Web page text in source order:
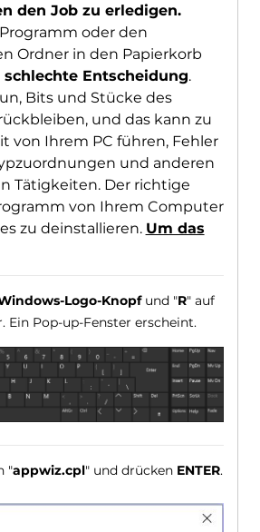
den Job zu erledigen.
oder den
Ordner in den Papierkorb
schlechte Entscheidung.
Bits und Stücke des
und das kann zu
von Ihrem PC führen, Fehler
und anderen
Tätigkeiten. Der richtige
von Ihrem Computer
zu deinstallieren. Um das
Logo-Knopfund "R" auf
Ein Pop-up-Fenster erscheint.
"appwiz.cpl" und drücken ENTER.